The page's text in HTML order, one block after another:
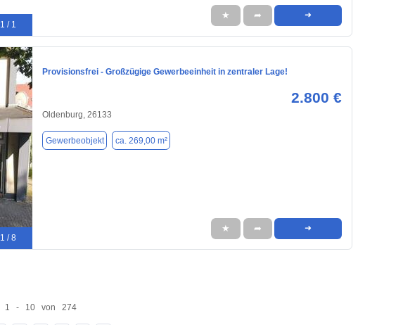
1 / 1
★ ➦ ➜
1 / 8
Provisionsfrei - Großzügige Gewerbeeinheit in zentraler Lage!
2.800 €
Oldenburg, 26133
Gewerbeobjekt ca. 269,00 m²
★ ➦ ➜
1 - 10 von 274